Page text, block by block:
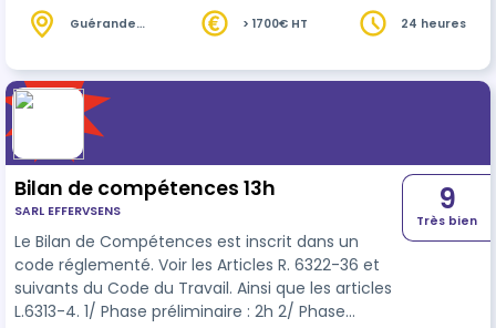
dans un cadre déontologique rigoureux, le bilan
demeure la propriété exclusive du bénéficiaire.
Loi n°2018-771 du 5 septembre 2018 pour la liberté
de choisir son avenir professionnel - Art R.6313-4
Le Bilan de Compéte…
Guérande
> 1700€ HT 24 heures
Bilan de compétences 13h
SARL EFFERVSENS
Le Bilan de Compétences est inscrit dans un
code réglementé. Voir les Articles R. 6322-36 et
suivants du Code du Travail. Ainsi que les articles
L.6313-4. 1/ Phase préliminaire : 2h 2/ Phase
9
Très bien